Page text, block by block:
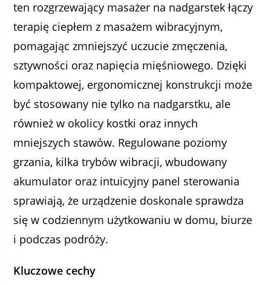
ten rozgrzewający masażer na nadgarstek łączy
terapię ciepłem z masażem wibracyjnym,
pomagając zmniejszyć uczucie zmęczenia,
sztywności oraz napięcia mięśniowego. Dzięki
kompaktowej, ergonomicznej konstrukcji może
być stosowany nie tylko na nadgarstku, ale
również w okolicy kostki oraz innych
mniejszych stawów. Regulowane poziomy
grzania, kilka trybów wibracji, wbudowany
akumulator oraz intuicyjny panel sterowania
sprawiają, że urządzenie doskonale sprawdza
się w codziennym użytkowaniu w domu, biurze
i podczas podróży.
Kluczowe cechy